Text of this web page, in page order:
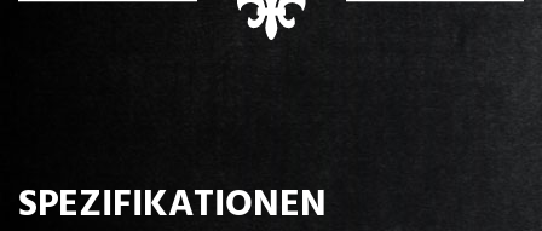
SPEZIFIKATIONEN